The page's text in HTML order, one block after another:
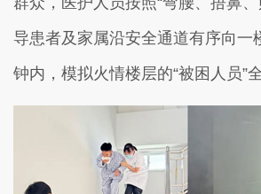
导患者及家属沿安全通道有序向一
钟内，模拟火情楼层的“被困人员”